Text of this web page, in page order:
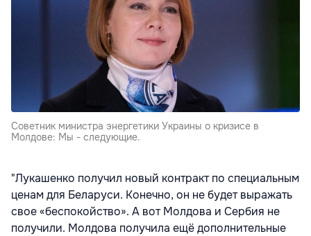
Советник министра энергетики Украины о кризисе в
Молдове: Мы - следующие.
"Лукашенко получил новый контракт по специальным
ценам для Беларуси. Конечно, он не будет выражать
свое «беспокойство». А вот Молдова и Сербия не
получили. Молдова получила ещё дополнительные